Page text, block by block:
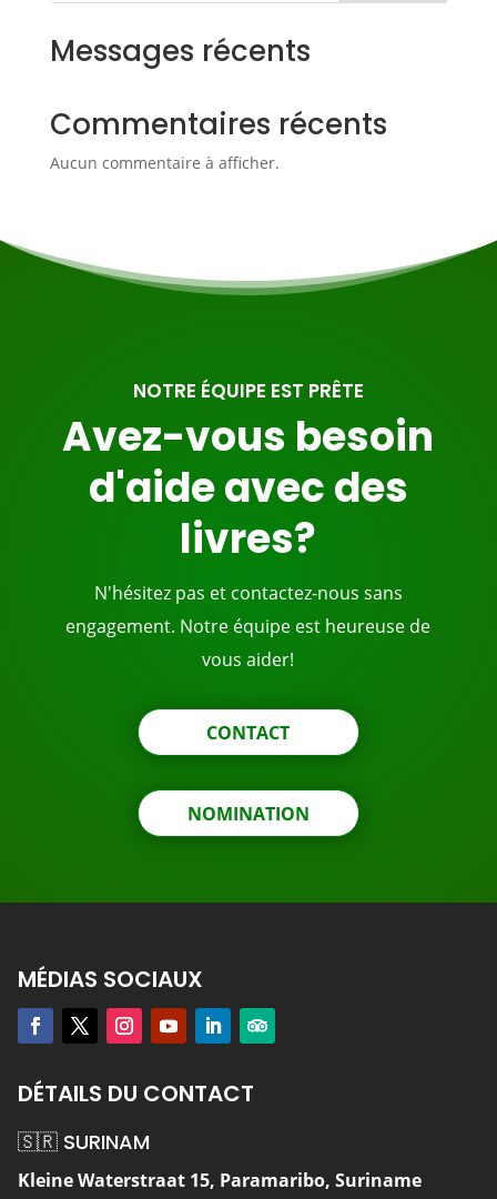
Messages récents
Commentaires récents
Aucun commentaire à afficher.
NOTRE ÉQUIPE EST PRÊTE
Avez-vous besoin
d'aide avec des
livres?
N'hésitez pas et contactez-nous sans
engagement. Notre équipe est heureuse de
vous aider!
CONTACT
NOMINATION
MÉDIAS SOCIAUX
DÉTAILS DU CONTACT
🇸🇷 SURINAM
Kleine Waterstraat 15, Paramaribo, Suriname